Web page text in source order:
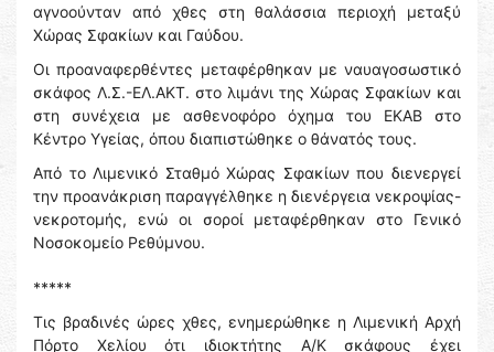
αγνοούνταν από χθες στη θαλάσσια περιοχή μεταξύ
Χώρας Σφακίων και Γαύδου.
Οι προαναφερθέντες μεταφέρθηκαν με ναυαγοσωστικό
σκάφος Λ.Σ.-ΕΛ.ΑΚΤ. στο λιμάνι της Χώρας Σφακίων και
στη συνέχεια με ασθενοφόρο όχημα του ΕΚΑΒ στο
Κέντρο Υγείας, όπου διαπιστώθηκε ο θάνατός τους.
Από το Λιμενικό Σταθμό Χώρας Σφακίων που διενεργεί
την προανάκριση παραγγέλθηκε η διενέργεια νεκροψίας-
νεκροτομής, ενώ οι σοροί μεταφέρθηκαν στο Γενικό
Νοσοκομείο Ρεθύμνου.
*****
Τις βραδινές ώρες χθες, ενημερώθηκε η Λιμενική Αρχή
Πόρτο Χελίου ότι ιδιοκτήτης Α/Κ σκάφους έχει